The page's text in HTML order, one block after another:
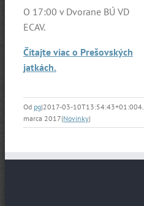
O 17:00 v Dvorane BÚ VD
ECAV.
Čítajte viac o Prešovských
jatkách.
Od pg|2017-03-10T13:54:43+01:004.
marca 2017|Novinky|